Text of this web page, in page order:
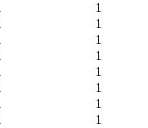
1
1
1
1
1
1
1
1